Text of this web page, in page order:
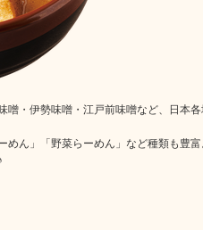
噌・伊勢味噌・江戸前味噌など、日本
めん」「野菜らーめん」など種類も豊富